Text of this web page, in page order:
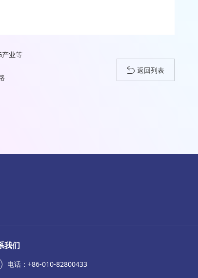
业等
返回列表
我们
电话：+86-010-82800433